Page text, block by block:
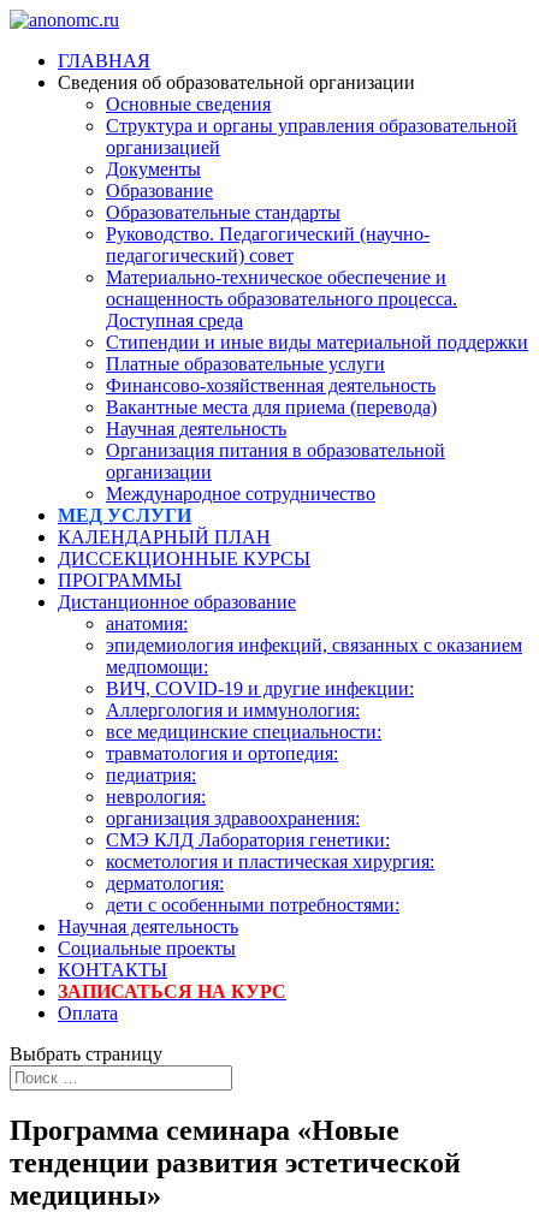
ГЛАВНАЯ
Сведения об образовательной организации
Основные сведения
Структура и органы управления образовательной
организацией
Документы
Образование
Образовательные стандарты
Руководство. Педагогический (научно-
педагогический) совет
Материально-техническое обеспечение и
оснащенность образовательного процесса.
Доступная среда
Стипендии и иные виды материальной поддержки
Платные образовательные услуги
Финансово-хозяйственная деятельность
Вакантные места для приема (перевода)
Научная деятельность
Организация питания в образовательной
организации
Международное сотрудничество
МЕД УСЛУГИ
КАЛЕНДАРНЫЙ ПЛАН
ДИССЕКЦИОННЫЕ КУРСЫ
ПРОГРАММЫ
Дистанционное образование
анатомия:
эпидемиология инфекций, связанных с оказанием
медпомощи:
ВИЧ, COVID-19 и другие инфекции:
Аллергология и иммунология:
все медицинские специальности:
травматология и ортопедия:
педиатрия:
неврология:
организация здравоохранения:
СМЭ КЛД Лаборатория генетики:
косметология и пластическая хирургия:
дерматология:
дети с особенными потребностями:
Научная деятельность
Социальные проекты
КОНТАКТЫ
ЗАПИСАТЬСЯ НА КУРС
Оплата
Выбрать страницу
Программа семинара «Новые
тенденции развития эстетической
медицины»